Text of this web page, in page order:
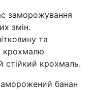
заморожування
змін.
та
крохмалю
стійкий крохмаль.
банан